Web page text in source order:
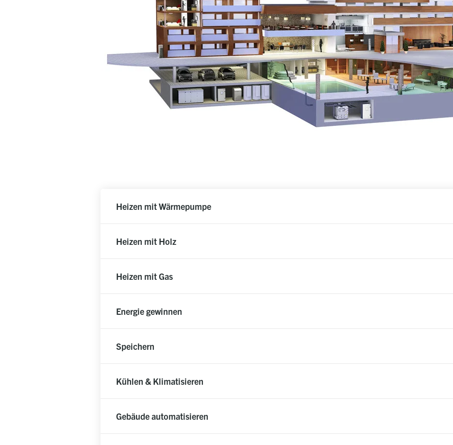
Heizen mit Wärmepumpe
Heizen mit Holz
Heizen mit Gas
Energie gewinnen
Speichern
Kühlen & Klimatisieren
Gebäude automatisieren